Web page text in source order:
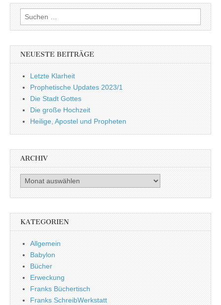
Suchen
nach:
NEUESTE BEITRÄGE
Letzte Klarheit
Prophetische Updates 2023/1
Die Stadt Gottes
Die große Hochzeit
Heilige, Apostel und Propheten
ARCHIV
Archiv
KATEGORIEN
Allgemein
Babylon
Bücher
Erweckung
Franks Büchertisch
Franks SchreibWerkstatt